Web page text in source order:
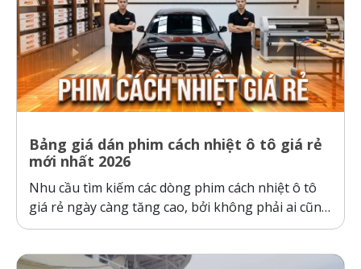
Bảng giá dán phim cách nhiệt ô tô giá rẻ
mới nhất 2026
Nhu cầu tìm kiếm các dòng phim cách nhiệt ô tô
giá rẻ ngày càng tăng cao, bởi không phải ai cũng
sẵn sàng bỏ ra hàng chục triệu đồng cho một gói
hãng” và “hàng giả, hàng nhái”...